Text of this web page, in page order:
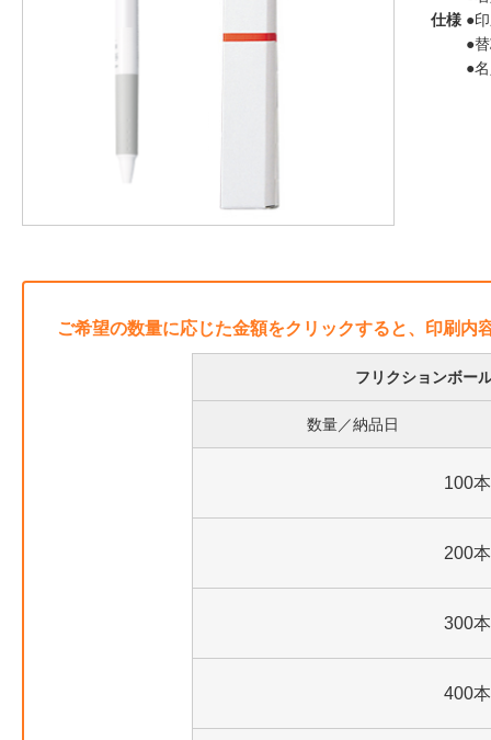
仕様 ●
●
●
ご希望の数量に応じた金額をクリックすると、印刷内
フリクションボ
数量／納品日
100本
200本
300本
400本